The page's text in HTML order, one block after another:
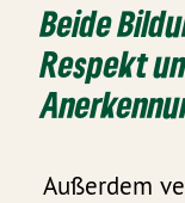
Beide
Respekt
Außerdem